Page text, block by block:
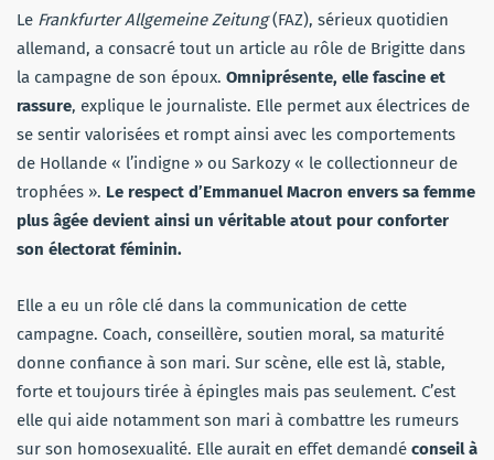
Le Frankfurter Allgemeine Zeitung(FAZ), sérieux quotidien
allemand, a consacré tout un article au rôle de Brigitte dans
la campagne de son époux. Omniprésente, elle fascine et
rassure, explique le journaliste. Elle permet aux électrices de
se sentir valorisées et rompt ainsi avec les comportements
de Hollande « l’indigne » ou Sarkozy « le collectionneur de
trophées ». Le respect d’Emmanuel Macron envers sa femme
plus âgée devient ainsi un véritable atout pour conforter
son électorat féminin.
Elle a eu un rôle clé dans la communication de cette
campagne. Coach, conseillère, soutien moral, sa maturité
donne confiance à son mari. Sur scène, elle est là, stable,
forte et toujours tirée à épingles mais pas seulement. C’est
elle qui aide notamment son mari à combattre les rumeurs
sur son homosexualité. Elle aurait en effet demandé conseil à